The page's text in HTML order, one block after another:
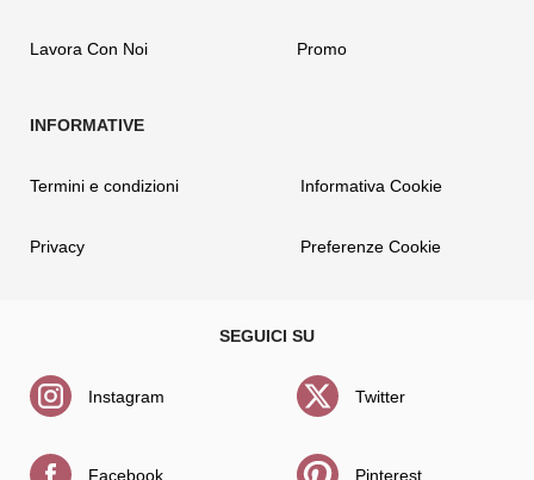
Lavora Con Noi Promo
Termini e condizioni
Privacy
Informativa Cookie
Preferenze Cookie
Instagram
Facebook
Twitter
Pinterest